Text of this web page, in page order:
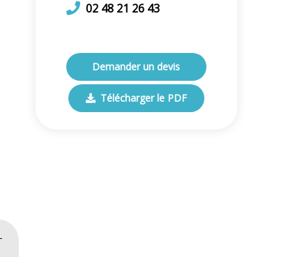
02 48 21 26 43
Demander un devis
Télécharger le PDF